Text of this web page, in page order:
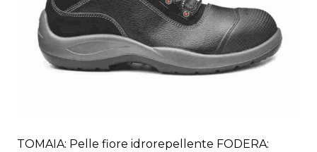
TOMAIA: Pelle fiore idrorepellente FODERA: